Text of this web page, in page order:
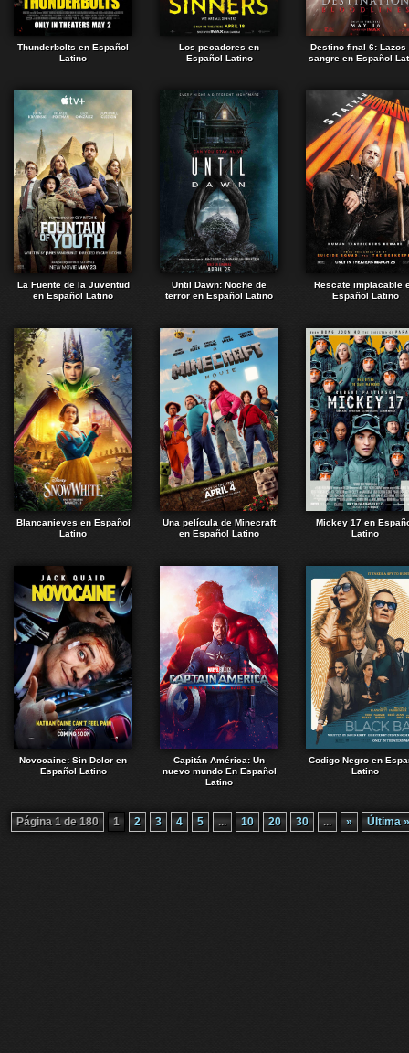
Thunderbolts en Español
Latino
Los pecadores en
Español Latino
Destino final 6: Lazos
sangre en Español
La Fuente de la Juventud
en Español Latino
Until Dawn: Noche de
terror en Español Latino
Rescate implacable
Español Latino
Blancanieves en Español
Latino
Una película de Minecraft
en Español Latino
Mickey 17 en
Latino
Novocaine: Sin Dolor en
Español Latino
Capitán América: Un
nuevo mundo En Español
Latino
Codigo Negro en
Latino
Página 1 de 180 1 2 3 4 5 ... 10 20 30 ... » Última »